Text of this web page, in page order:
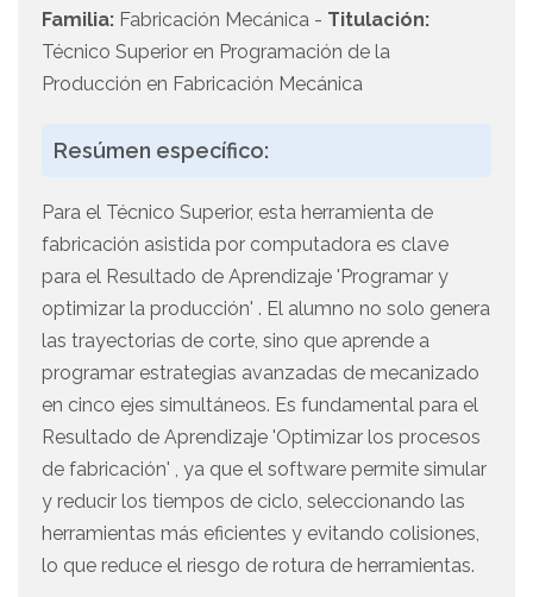
Familia: Fabricación Mecánica - Titulación:
Técnico Superior en Programación de la
Producción en Fabricación Mecánica
Resúmen específico:
Para el Técnico Superior, esta herramienta de
fabricación asistida por computadora es clave
para el Resultado de Aprendizaje 'Programar y
optimizar la producción' . El alumno no solo genera
las trayectorias de corte, sino que aprende a
programar estrategias avanzadas de mecanizado
en cinco ejes simultáneos. Es fundamental para el
Resultado de Aprendizaje 'Optimizar los procesos
de fabricación' , ya que el software permite simular
y reducir los tiempos de ciclo, seleccionando las
herramientas más eficientes y evitando colisiones,
lo que reduce el riesgo de rotura de herramientas.